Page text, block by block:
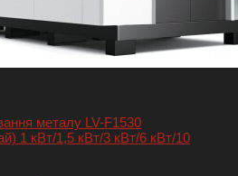
металу LV-F1530
1 кВт/1,5 кВт/3 кВт/6 кВт/10